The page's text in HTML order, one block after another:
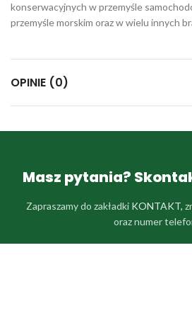
konserwacyjnych w przemyśle
przemyśle morskim oraz w wielu innych
OPINIE (0)
Masz pytania?
Zapraszamy do zakładki KONTAKT,
oraz numer